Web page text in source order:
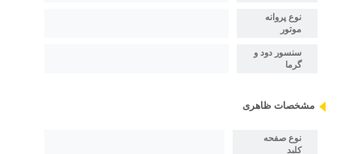
نوع پروانه
موتور
سنسور دود و
گرما
مشخصات ظاهری
نوع صفحه
کلید